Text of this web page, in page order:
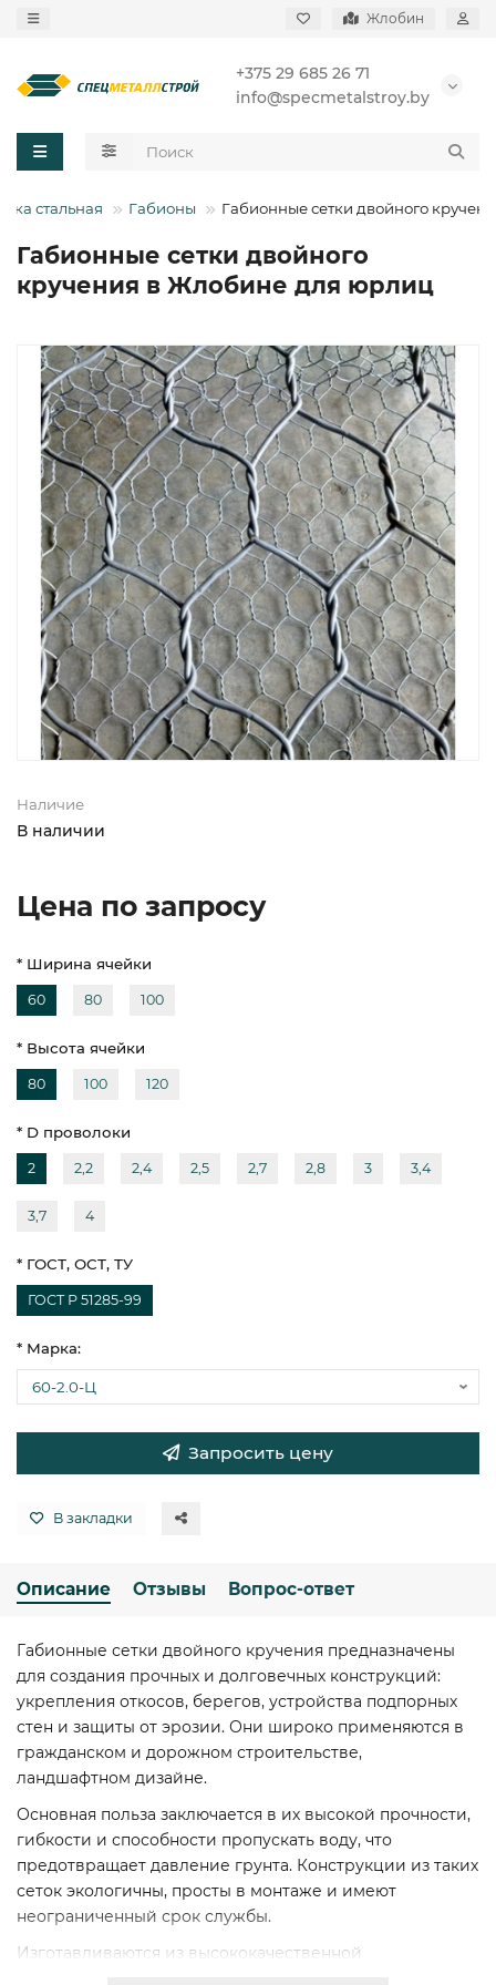
Жлобин
+375 29 685 26 71
info@specmetalstroy.by
стальная Габионы Габионные сетки двойного
Габионные сетки двойного
кручения в Жлобине для юрлиц
Наличие
В наличии
Цена по запросу
* Ширина ячейки
60 80 100
* Высота ячейки
80 100 120
* D проволоки
2 2,2 2,4 2,5 2,7 2,8 3 3,4
3,7 4
* ГОСТ, ОСТ, ТУ
ГОСТ Р 51285-99
* Марка:
Запросить цену
В закладки
Описание Отзывы Вопрос-ответ
Габионные сетки двойного кручения предназначены
для создания прочных и долговечных конструкций:
укрепления откосов, берегов, устройства подпорных
стен и защиты от эрозии. Они широко применяются в
гражданском и дорожном строительстве,
ландшафтном дизайне.
Основная польза заключается в их высокой прочности,
гибкости и способности пропускать воду, что
предотвращает давление грунта. Конструкции из таких
сеток экологичны, просты в монтаже и имеют
неограниченный срок службы.
Изготавливаются из высококачественной